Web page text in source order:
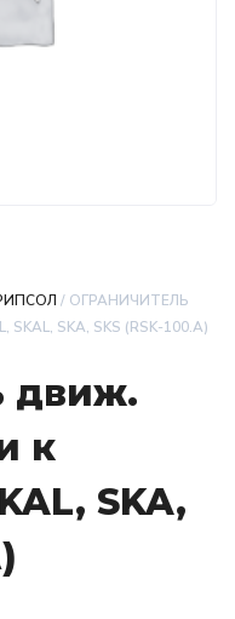
/ ОГРАНИЧИТЕЛЬ
SKA, SKS (RSK-100.А)
движ.
к
SKA,